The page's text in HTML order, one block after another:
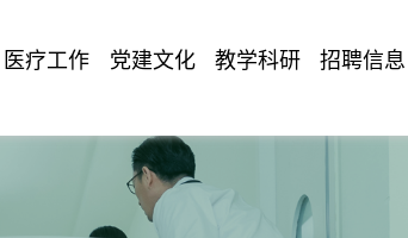
医疗工作 党建文化 教学科研 招聘信息